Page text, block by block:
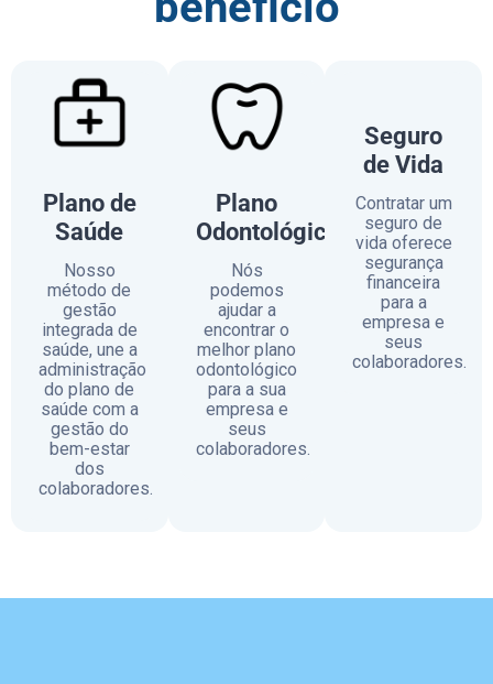
Plano de
Saúde
Nosso
método de
gestão
integrada de
saúde, une a
administração
do plano de
saúde com a
gestão do
bem-estar
dos
colaboradores.
Plano
Odontológico
Nós
podemos
ajudar a
encontrar o
melhor plano
odontológico
para a sua
empresa e
seus
colaboradores.
Seguro
de Vida
Contratar um
seguro de
vida oferece
segurança
financeira
para a
empresa e
seus
colaboradores.